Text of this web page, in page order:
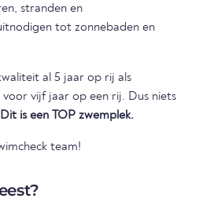
stranden en
tot zonnebaden en
al 5 jaar op rij als
Dit is een TOP zwemplek.
team!